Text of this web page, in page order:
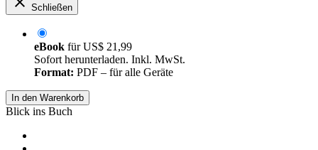
Schließen
eBook fürUS$ 21,99
Sofort herunterladen. Inkl. MwSt.
Format: PDF – für alle Geräte
In den Warenkorb
Blick ins Buch